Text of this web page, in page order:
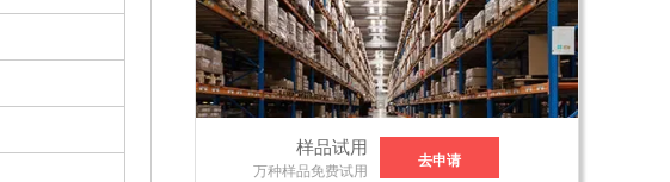
样品试用
万种样品免费试用
去申请